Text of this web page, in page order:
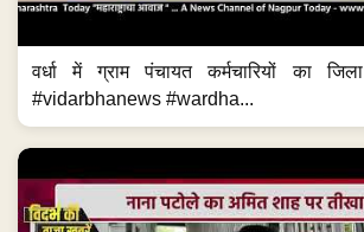
वर्धा में ग्राम पंचायत कर्मचारियों का
#vidarbhanews #wardha...